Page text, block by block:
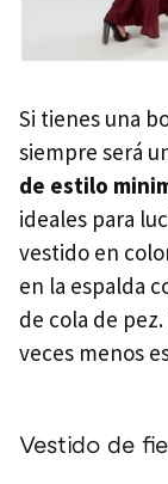
Si tienes una
siempre será
de estilo
ideales para
vestido en
en la espalda
de cola de
veces menos
Vestido de